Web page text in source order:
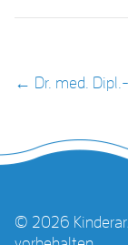
POST
← Dr. med.
© 2026